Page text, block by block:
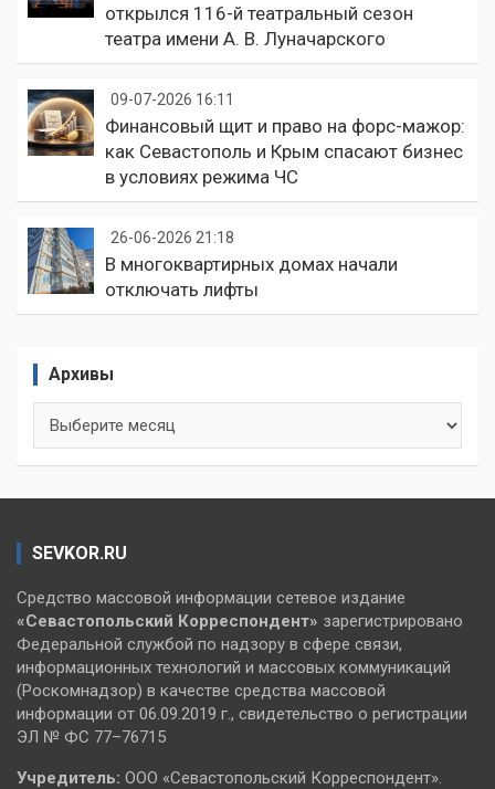
открылся 116-й театральный сезон
театра имени А. В. Луначарского
09-07-2026 16:11
Финансовый щит и право на форс-мажор:
как Севастополь и Крым спасают бизнес
в условиях режима ЧС
26-06-2026 21:18
В многоквартирных домах начали
отключать лифты
Архивы
SEVKOR.RU
Средство массовой информации сетевое издание
«Севастопольский Корреспондент» зарегистрировано
Федеральной службой по надзору в сфере связи,
информационных технологий и массовых коммуникаций
(Роскомнадзор) в качестве средства массовой
информации от 06.09.2019 г., свидетельство о регистрации
ЭЛ № ФС 77–76715
Учредитель: ООО «Севастопольский Корреспондент».